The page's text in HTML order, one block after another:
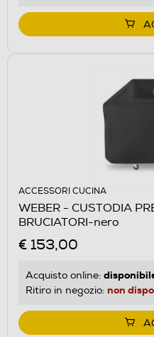
ACCESSORI CUCINA
WEBER - CUSTODIA
BRUCIATORI-nero
€ 153,00
Acquisto online:
Ritiro in negozio: non